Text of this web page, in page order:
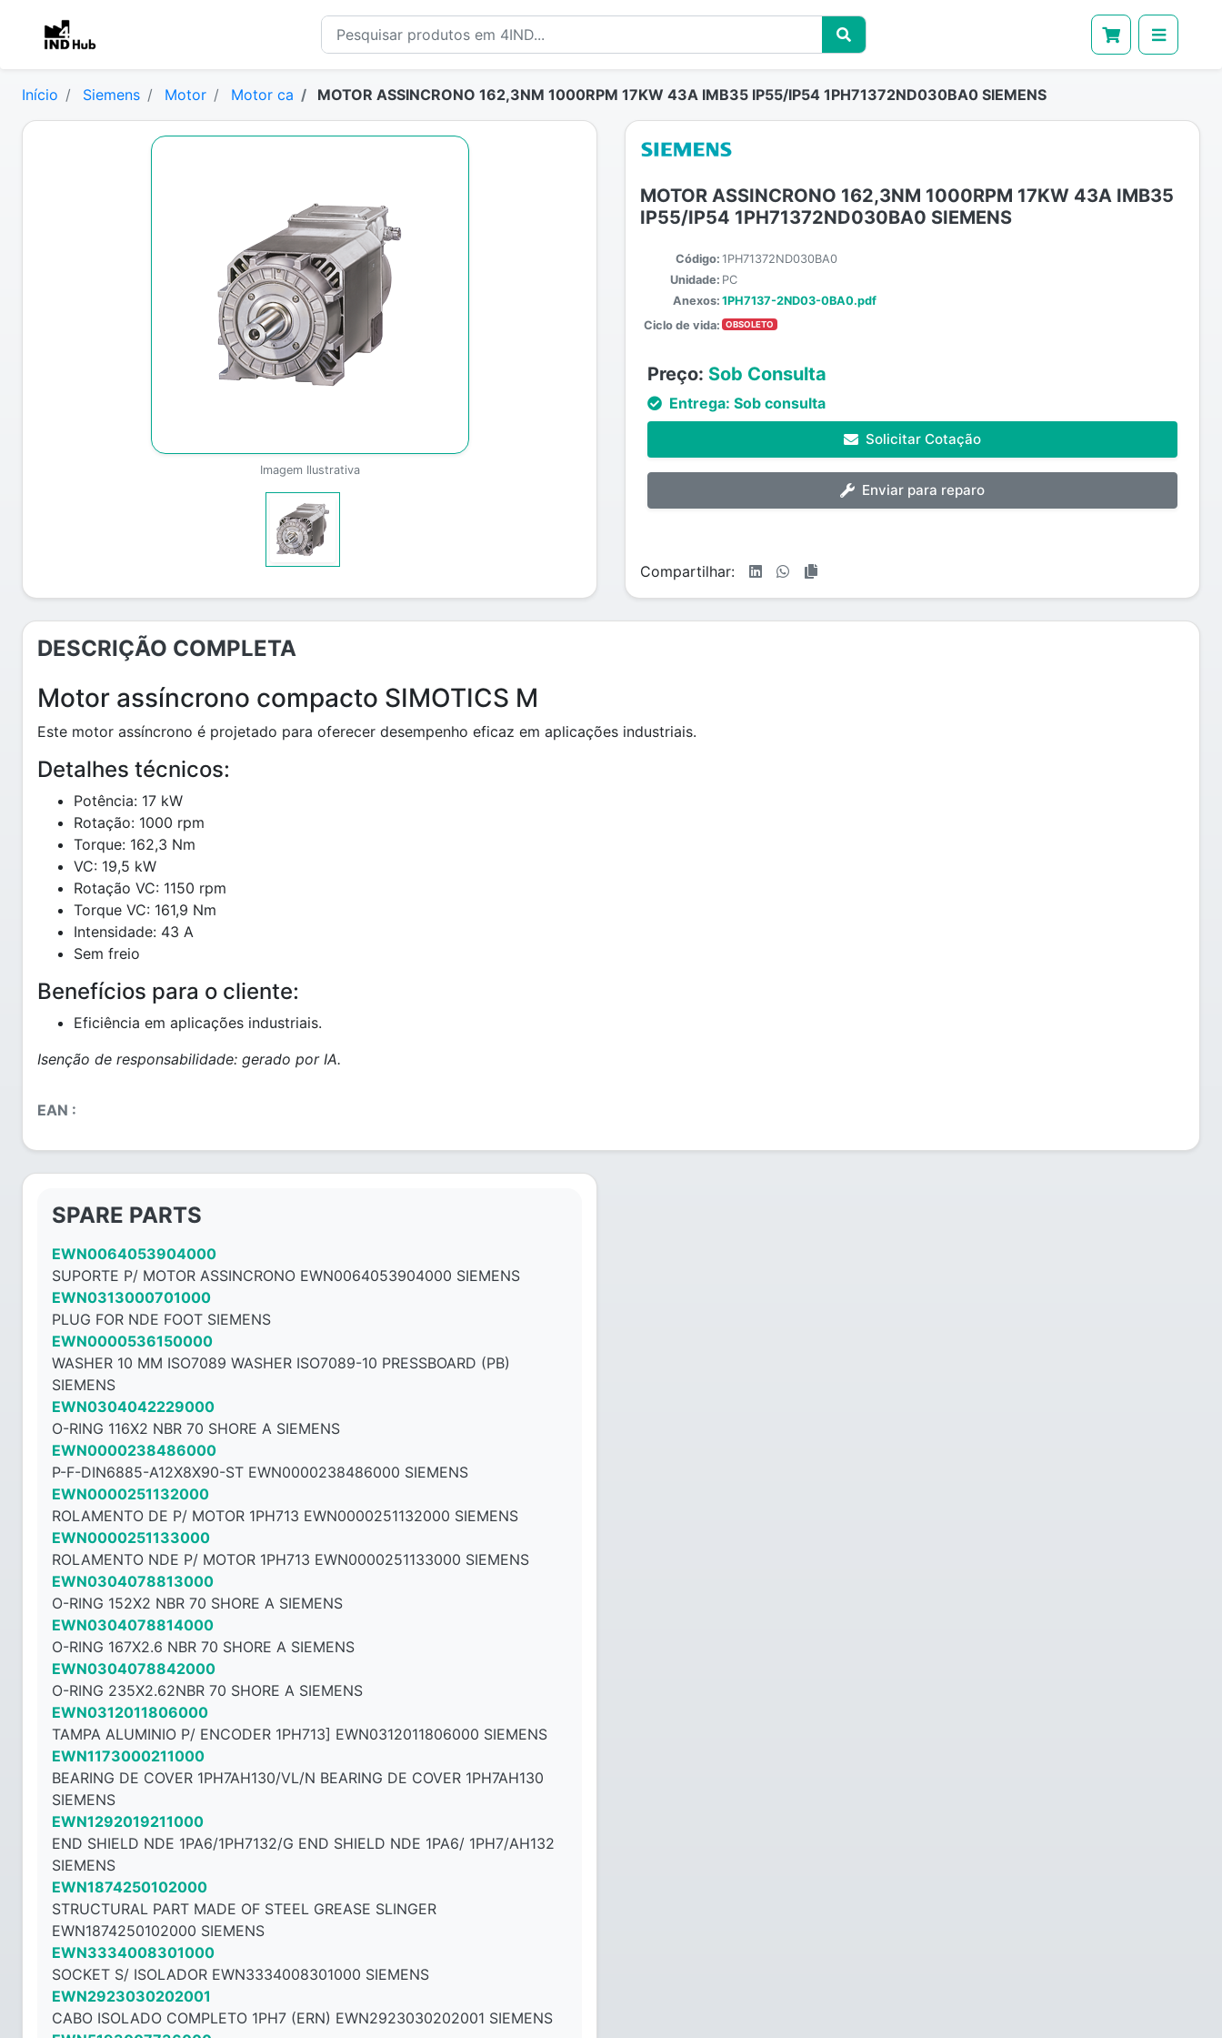
Início Siemens Motor Motor ca MOTOR ASSINCRONO 162,3NM 1000RPM 17KW 43A IMB35 IP55/IP54 1PH71372ND030BA0 SIEMENS
Imagem Ilustrativa
MOTOR ASSINCRONO 162,3NM 1000RPM 17KW 43A IMB35
IP55/IP54 1PH71372ND030BA0 SIEMENS
Código: 1PH71372ND030BA0
Unidade: PC
Anexos: 1PH7137-2ND03-0BA0.pdf
Ciclo de vida:
OBSOLETO
Preço: Sob Consulta
Entrega: Sob consulta
Solicitar Cotação
Enviar para reparo
Compartilhar:
DESCRIÇÃO COMPLETA
Motor assíncrono compacto SIMOTICS M
Este motor assíncrono é projetado para oferecer desempenho eficaz em aplicações industriais.
Detalhes técnicos:
Potência: 17 kW
Rotação: 1000 rpm
Torque: 162,3 Nm
VC: 19,5 kW
Rotação VC: 1150 rpm
Torque VC: 161,9 Nm
Intensidade: 43 A
Sem freio
Benefícios para o cliente:
Eficiência em aplicações industriais.
Isenção de responsabilidade: gerado por IA.
EAN :
SPARE PARTS
EWN0064053904000
SUPORTE P/ MOTOR ASSINCRONO EWN0064053904000 SIEMENS
EWN0313000701000
PLUG FOR NDE FOOT SIEMENS
EWN0000536150000
WASHER 10 MM ISO7089 WASHER ISO7089-10 PRESSBOARD (PB)
SIEMENS
EWN0304042229000
O-RING 116X2 NBR 70 SHORE A SIEMENS
EWN0000238486000
P-F-DIN6885-A12X8X90-ST EWN0000238486000 SIEMENS
EWN0000251132000
ROLAMENTO DE P/ MOTOR 1PH713 EWN0000251132000 SIEMENS
EWN0000251133000
ROLAMENTO NDE P/ MOTOR 1PH713 EWN0000251133000 SIEMENS
EWN0304078813000
O-RING 152X2 NBR 70 SHORE A SIEMENS
EWN0304078814000
O-RING 167X2.6 NBR 70 SHORE A SIEMENS
EWN0304078842000
O-RING 235X2.62NBR 70 SHORE A SIEMENS
EWN0312011806000
TAMPA ALUMINIO P/ ENCODER 1PH713] EWN0312011806000 SIEMENS
EWN1173000211000
BEARING DE COVER 1PH7AH130/VL/N BEARING DE COVER 1PH7AH130
SIEMENS
EWN1292019211000
END SHIELD NDE 1PA6/1PH7132/G END SHIELD NDE 1PA6/ 1PH7/AH132
SIEMENS
EWN1874250102000
STRUCTURAL PART MADE OF STEEL GREASE SLINGER
EWN1874250102000 SIEMENS
EWN3334008301000
SOCKET S/ ISOLADOR EWN3334008301000 SIEMENS
EWN2923030202001
CABO ISOLADO COMPLETO 1PH7 (ERN) EWN2923030202001 SIEMENS